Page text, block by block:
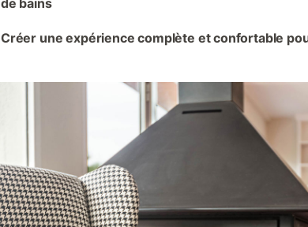
de bains
Créer une expérience complète et confortable